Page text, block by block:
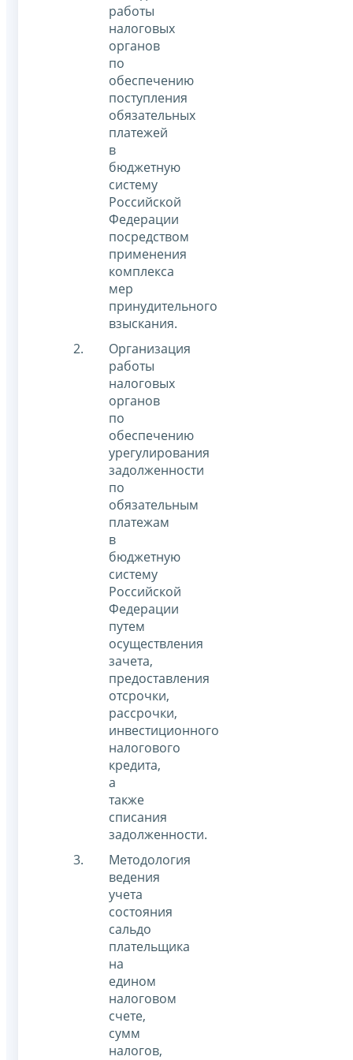
работы
налоговых
органов
по
обеспечению
поступления
обязательных
платежей
в
бюджетную
систему
Российской
Федерации
посредством
применения
комплекса
мер
принудительного
взыскания.
Организация
работы
налоговых
органов
по
обеспечению
урегулирования
задолженности
по
обязательным
платежам
в
бюджетную
систему
Российской
Федерации
путем
осуществления
зачета,
предоставления
отсрочки,
рассрочки,
инвестиционного
налогового
кредита,
а
также
списания
задолженности.
Методология
ведения
учета
состояния
сальдо
плательщика
на
едином
налоговом
счете,
сумм
налогов,